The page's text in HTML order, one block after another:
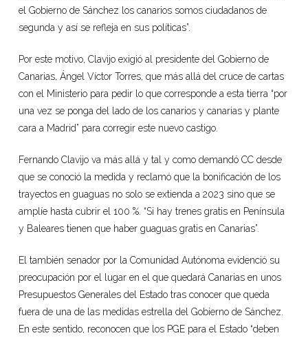
el Gobierno de Sánchez los canarios somos ciudadanos de
segunda y así se refleja en sus políticas”.
Por este motivo, Clavijo exigió al presidente del Gobierno de
Canarias, Ángel Víctor Torres, que más allá del cruce de cartas
con el Ministerio para pedir lo que corresponde a esta tierra “por
una vez se ponga del lado de los canarios y canarias y plante
cara a Madrid” para corregir este nuevo castigo.
Fernando Clavijo va más allá y tal y como demandó CC desde
que se conoció la medida y reclamó que la bonificación de los
trayectos en guaguas no solo se extienda a 2023 sino que se
amplíe hasta cubrir el 100 %. “Si hay trenes gratis en Península
y Baleares tienen que haber guaguas gratis en Canarias”.
El también senador por la Comunidad Autónoma evidenció su
preocupación por el lugar en el que quedará Canarias en unos
Presupuestos Generales del Estado tras conocer que queda
fuera de una de las medidas estrella del Gobierno de Sánchez.
En este sentido, reconocen que los PGE para el Estado “deben